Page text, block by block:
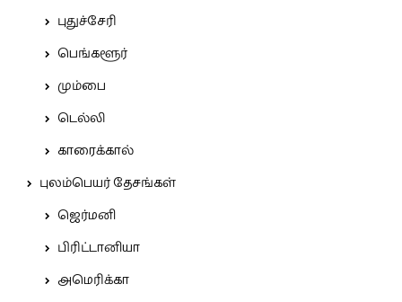
புதுச்சேரி
பெங்களூர்
மும்பை
டெல்லி
காரைக்கால்
புலம்பெயர் தேசங்கள்
ஜெர்மனி
பிரிட்டானியா
அமெரிக்கா